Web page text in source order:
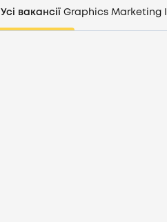
Усі вакансії Graphics Marketing